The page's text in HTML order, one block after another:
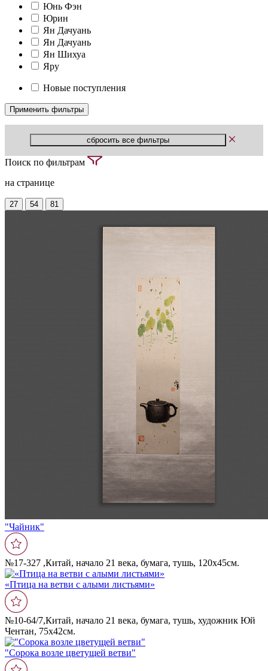
Юнь Фэн
Юрин
Ян Дачуань
Ян Дачуань
Ян Шихуа
Яру
Новые поступления
Поиск по фильтрам
на странице
27 54 81
"Чайник"
№17-327 ,Китай, начало 21 века, бумага, тушь, 120х45см.
«Птица на ветви с алыми листьями»
№10-64/7,Китай, начало 21 века, бумага, тушь, художник Юй
Чентан, 75х42см.
"Сорока возле цветущей ветви"